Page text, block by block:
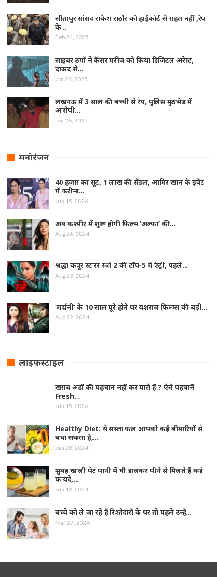
सीतापुर सांसद राकेश राठौर को हाईकोर्ट से राहत नहीं ,रेप
के…
Feb 24, 2025
साइबर ठगों ने कैंसर मरीज को किया डिजिटल अरेस्ट,
दाऊद से…
Jan 28, 2025
लखनऊ में 3 साल की बच्ची से रेप, पुलिस मुठभेड़ में
आरोपी…
Jan 28, 2025
मनोरंजन
40 हजार का सूट, 1 लाख की सैंडल, आमिर खान के इवेंट
में करीना…
Jun 15, 2026
अब कश्मीर में शुरू होगी फिल्‍म ‘अल्फा’ की…
Aug 26, 2024
श्रद्धा कपूर स्‍टारर स्‍त्री 2 की टॉप-5 में एंट्री, पहले…
Aug 23, 2024
‘मर्दानी’ के 10 साल पूरे होने पर यशराज फिल्‍म्‍स की बड़ी…
Aug 22, 2024
लाइफस्टाइल
खराब अंडों की पहचान नहीं कर पाते हैं ? ऐसे पहचानें
Fresh…
Jun 15, 2026
Healthy Diet: ये सस्ता फल आपको कई बीमारियों से
बचा सकता है,…
Jun 28, 2024
सुबह खाली पेट पानी में घी डालकर पीने से मिलते हैं कई
फायदे,…
Jun 13, 2024
बच्चे को ले जा रहे हैं रिश्तेदारों के घर तो पहले उन्हें…
Mar 27, 2024